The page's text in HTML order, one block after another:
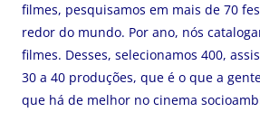
filmes, pesquisamos em mais de 70
redor do mundo. Por ano, nós
filmes. Desses, selecionamos 400,
30 a 40 produções, que é o que a
que há de melhor no cinema